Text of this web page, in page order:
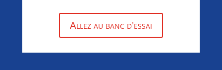
Allez au banc d'essai